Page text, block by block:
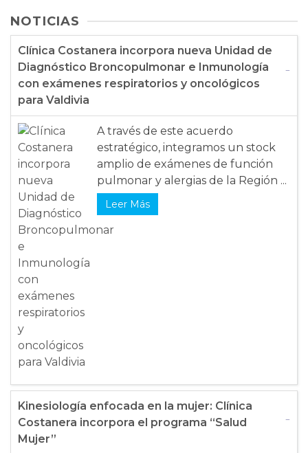
NOTICIAS
Clínica Costanera incorpora nueva Unidad de
Diagnóstico Broncopulmonar e Inmunología
con exámenes respiratorios y oncológicos
para Valdivia
A través de este acuerdo
estratégico, integramos un stock
amplio de exámenes de función
pulmonar y alergias de la Región ...
Leer Más
Kinesiología enfocada en la mujer: Clínica
Costanera incorpora el programa “Salud
Mujer”